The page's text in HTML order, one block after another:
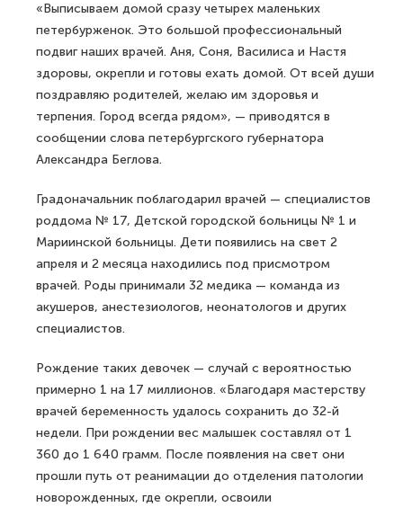
«Выписываем домой сразу четырех маленьких
петербурженок. Это большой профессиональный
подвиг наших врачей. Аня, Соня, Василиса и Настя
здоровы, окрепли и готовы ехать домой. От всей души
поздравляю родителей, желаю им здоровья и
терпения. Город всегда рядом», — приводятся в
сообщении слова петербургского губернатора
Александра Беглова.
Градоначальник поблагодарил врачей — специалистов
роддома № 17, Детской городской больницы № 1 и
Мариинской больницы. Дети появились на свет 2
апреля и 2 месяца находились под присмотром
врачей. Роды принимали 32 медика — команда из
акушеров, анестезиологов, неонатологов и других
специалистов.
Рождение таких девочек — случай с вероятностью
примерно 1 на 17 миллионов. «Благодаря мастерству
врачей беременность удалось сохранить до 32-й
недели. При рождении вес малышек составлял от 1
360 до 1 640 грамм. После появления на свет они
прошли путь от реанимации до отделения патологии
новорожденных, где окрепли, освоили